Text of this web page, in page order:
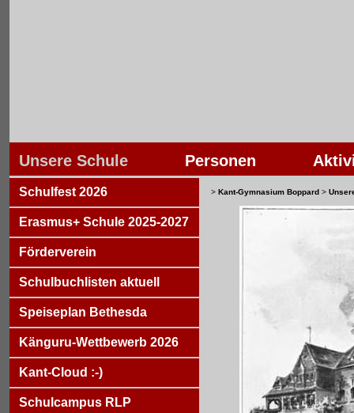
Unsere Schule Personen
Schulfest 2026
Erasmus+ Schule 2025-2027
Förderverein
Schulbuchlisten aktuell
Speiseplan Bethesda
Känguru-Wettbewerb 2026
Kant-Cloud :-)
Schulcampus RLP
> Kant-Gymnasium Boppard >